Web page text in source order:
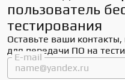
пользователь
тестирования
Оставьте ваши контакты,
для передачи ПО на
E-mail